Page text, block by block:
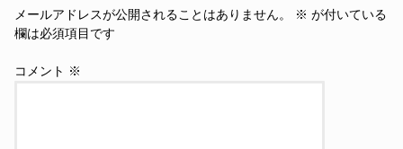
メールアドレスが公開されることはありません。 ※ が付いている
欄は必須項目です
コメント ※